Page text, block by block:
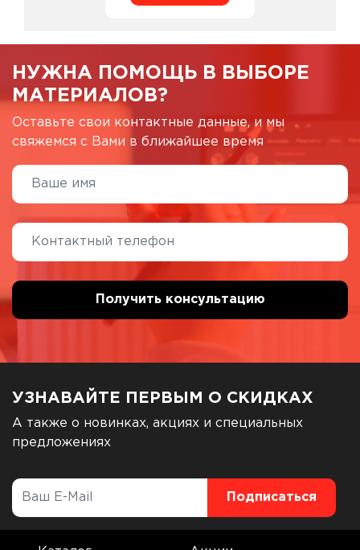
НУЖНА ПОМОЩЬ В ВЫБОРЕ
МАТЕРИАЛОВ?
Оставьте свои контактные данные, и мы
свяжемся с Вами в ближайшее время
УЗНАВАЙТЕ ПЕРВЫМ О СКИДКАХ
А также о новинках, акциях и специальных
предложениях